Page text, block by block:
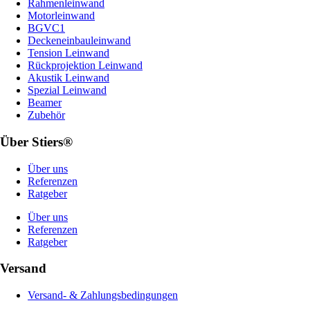
Rahmenleinwand
Motorleinwand
BGVC1
Deckeneinbauleinwand
Tension Leinwand
Rückprojektion Leinwand
Akustik Leinwand
Spezial Leinwand
Beamer
Zubehör
Über Stiers®
Über uns
Referenzen
Ratgeber
Über uns
Referenzen
Ratgeber
Versand
Versand- & Zahlungsbedingungen